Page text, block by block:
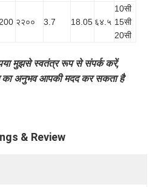
२२०० 3.7 18.05 ६४.५
10सी
15सी
20सी
मुझसे स्वतंत्र रूप से संपर्क करें,
का अनुभव आपकी मदद कर सकता है
& Review